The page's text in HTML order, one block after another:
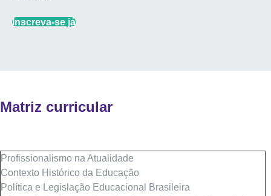
Inscreva-se já
Matriz curricular
Profissionalismo na Atualidade
Contexto Histórico da Educação
Política e Legislação Educacional Brasileira